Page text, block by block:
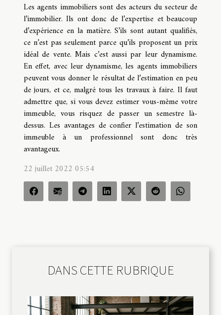
Les agents immobiliers sont des acteurs du secteur de
l’immobilier. Ils ont donc de l’expertise et beaucoup
d’expérience en la matière. S’ils sont autant qualifiés,
ce n’est pas seulement parce qu’ils proposent un prix
idéal de vente. Mais c’est aussi par leur dynamisme.
En effet, avec leur dynamisme, les agents immobiliers
peuvent vous donner le résultat de l’estimation en peu
de jours, et ce, malgré tous les travaux à faire. Il faut
admettre que, si vous devez estimer vous-même votre
immeuble, vous risquez de passer un semestre là-
dessus. Les avantages de confier l’estimation de son
immeuble à un professionnel sont donc très
avantageux.
22 juillet 2022 05:54
DANS CETTE RUBRIQUE